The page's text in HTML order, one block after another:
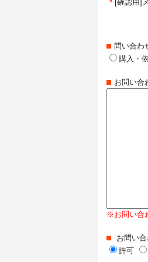
* [確認用]
問い合わ
購入・
お問い合
※お問い合
お問い
許可